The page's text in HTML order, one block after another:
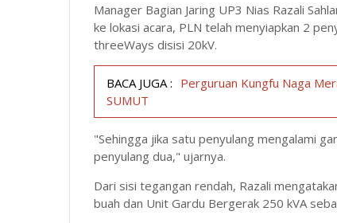
Manager Bagian Jaring UP3 Nias Razali
ke lokasi acara, PLN telah menyiapkan 2
threeWays disisi 20kV.
BACA JUGA : Perguruan Kungfu Naga
SUMUT
"Sehingga jika satu penyulang mengalami
penyulang dua," ujarnya.
Dari sisi tegangan rendah, Razali
buah dan Unit Gardu Bergerak 250 kVA